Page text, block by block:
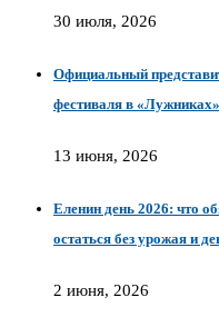
30 июля, 2026
Официальный
фестиваля в «Лужниках»
13 июня, 2026
Еленин день 2026: что
остаться без урожая и
2 июня, 2026